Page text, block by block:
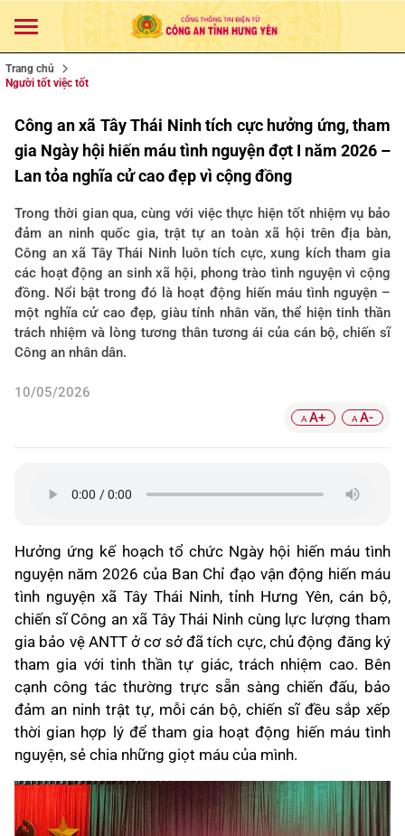
Trang chủ
Người tốt việc tốt
Công an xã Tây Thái Ninh tích cực hưởng ứng, tham
gia Ngày hội hiến máu tình nguyện đợt I năm 2026 –
Lan tỏa nghĩa cử cao đẹp vì cộng đồng
Trong thời gian qua, cùng với việc thực hiện tốt nhiệm vụ bảo
đảm an ninh quốc gia, trật tự an toàn xã hội trên địa bàn,
Công an xã Tây Thái Ninh luôn tích cực, xung kích tham gia
các hoạt động an sinh xã hội, phong trào tình nguyện vì cộng
đồng. Nổi bật trong đó là hoạt động hiến máu tình nguyện –
một nghĩa cử cao đẹp, giàu tính nhân văn, thể hiện tinh thần
trách nhiệm và lòng tương thân tương ái của cán bộ, chiến sĩ
Công an nhân dân.
10/05/2026
A A+ A A-
Hưởng ứng kế hoạch tổ chức Ngày hội hiến máu tình
nguyện năm 2026 của Ban Chỉ đạo vận động hiến máu
tình nguyện xã Tây Thái Ninh, tỉnh Hưng Yên, cán bộ,
chiến sĩ Công an xã Tây Thái Ninh cùng lực lượng tham
gia bảo vệ ANTT ở cơ sở đã tích cực, chủ động đăng ký
tham gia với tinh thần tự giác, trách nhiệm cao. Bên
cạnh công tác thường trực sẵn sàng chiến đấu, bảo
đảm an ninh trật tự, mỗi cán bộ, chiến sĩ đều sắp xếp
thời gian hợp lý để tham gia hoạt động hiến máu tình
nguyện, sẻ chia những giọt máu của mình.